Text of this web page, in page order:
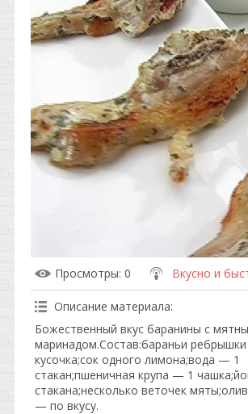
Просмотры: 0 Вкусно и
Описание материала:
Божественный вкус баранины с
маринадом.Состав:бараньи
кусочка;сок одного лимона;вода — 1
стакан;пшеничная крупа — 1
стакана;несколько веточек
— по вкусу.